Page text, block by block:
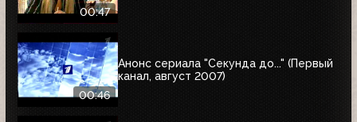
00:47
00:46
Анонс сериала "Секунда до..." (Первый
канал, август 2007)